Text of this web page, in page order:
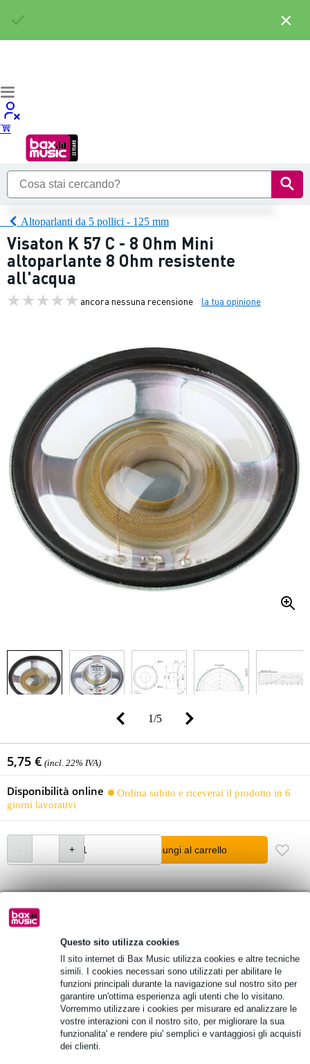
Questo sito utilizza cookies
Il sito internet di Bax Music utilizza cookies e altre tecniche
simili. I cookies necessari sono utilizzati per abilitare le
funzioni principali durante la navigazione sul nostro sito per
garantire un'ottima esperienza agli utenti che lo visitano.
Vorremmo utilizzare i cookies per misurare ed analizzare le
vostre interazioni con il nostro sito, per migliorare la sua
funzionalita' e rendere piu' semplici e vantaggiosi gli acquisti
dei clienti.
Altoparlanti da 5 pollici - 125 mm
Visaton K 57 C - 8 Ohm Mini
altoparlante 8 Ohm resistente
all'acqua
ancora nessuna recensione la tua opinione
1/5
5,75 € (incl. 22% IVA)
Disponibilità online
Ordina subito e riceverai il prodotto in 6
giorni lavorativi
Aggiungi al carrello
1.250 marchi leader
Informazioni sul prodotto
marca: Visaton
modello: K 57 C
×